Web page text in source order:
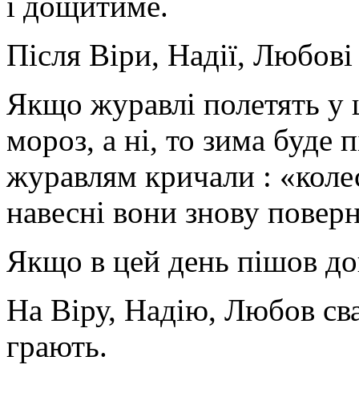
Після Віри, Надії,
Якщо журавлі полетять у
мороз, а ні, то зима буде
журавлям кричали :
навесні вони знову
Якщо в цей день пішов
На Віру, Надію, Любов
грають.